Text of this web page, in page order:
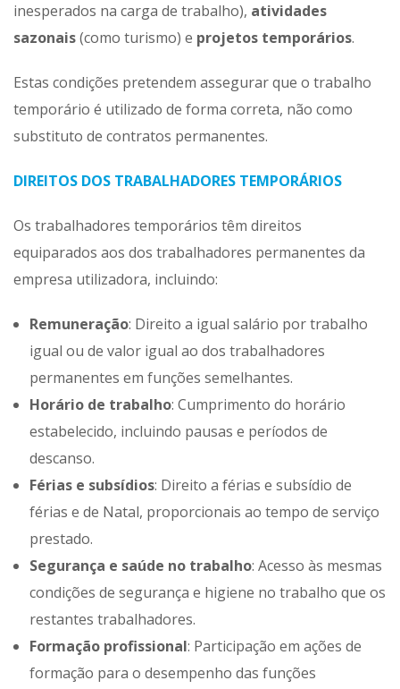
inesperados na carga de trabalho), atividades
sazonais(como turismo) e projetos temporários.
Estas condições pretendem assegurar que o trabalho
temporário é utilizado de forma correta, não como
substituto de contratos permanentes.​
DIREITOS DOS TRABALHADORES TEMPORÁRIOS
Os trabalhadores temporários têm direitos
equiparados aos dos trabalhadores permanentes da
empresa utilizadora, incluindo:
Remuneração: Direito a igual salário por trabalho
igual ou de valor igual ao dos trabalhadores
permanentes em funções semelhantes.​
Horário de trabalho: Cumprimento do horário
estabelecido, incluindo pausas e períodos de
descanso.​
Férias e subsídios: Direito a férias e subsídio de
férias e de Natal, proporcionais ao tempo de serviço
prestado.​
Segurança e saúde no trabalho: Acesso às mesmas
condições de segurança e higiene no trabalho que os
restantes trabalhadores.​
Formação profissional: Participação em ações de
formação para o desempenho das funções